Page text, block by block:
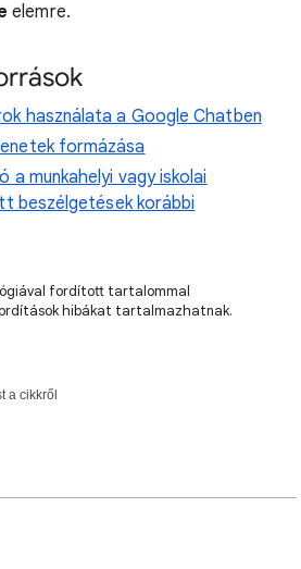
elemre.
használata a Google Chatben
formázása
a munkahelyi vagy iskolai
beszélgetések korábbi
fordított tartalommal
hibákat tartalmazhatnak.
a cikkről